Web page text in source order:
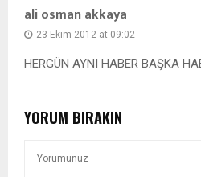
ali osman akkaya
23 Ekim 2012 at 09:02
HERGÜN AYNI HABER BAŞKA
YORUM BIRAKIN